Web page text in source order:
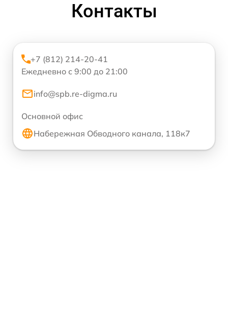
Контакты
+7 (812) 214-20-41
Ежедневно с 9:00 до 21:00
info@spb.re-digma.ru
Основной офис
Набережная Обводного канала, 118к7